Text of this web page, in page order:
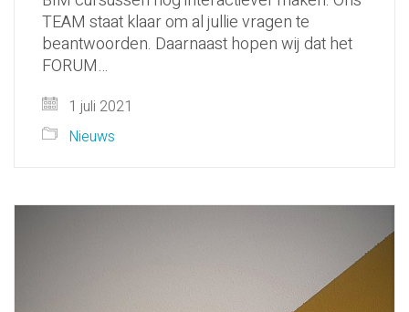
TEAM staat klaar om al jullie vragen te
beantwoorden. Daarnaast hopen wij dat het
FORUM…
1 juli 2021
Nieuws